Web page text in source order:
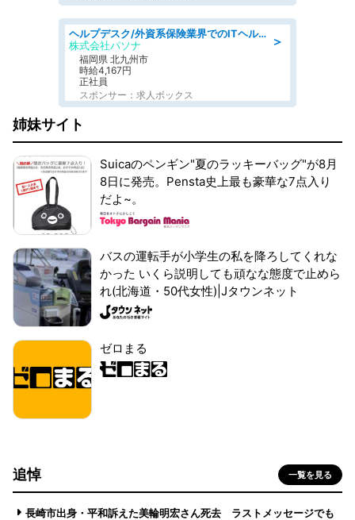
＞
ヘルプデスク/外資系保険業界でのITヘルプデスク業務/駅近/即日勤務可/ヘルプデスク
株式会社パソナ
福岡県 北九州市
時給4,167円
正社員
スポンサー：求人ボックス
姉妹サイト
Suicaのペンギン"夏のラッキーバッグ"が8月
8日に発売。Pensta史上最も豪華な7点入り
だよ~。
バスの運転手が小学生の私を降ろしてくれな
かった いくら説明しても頑なな態度で止めら
れ(北海道・50代女性)|Jタウンネット
ゼロまる
追悼 一覧を見る
長崎市出身・平和訴えた美輪明宏さん死去 ラストメッセージでも